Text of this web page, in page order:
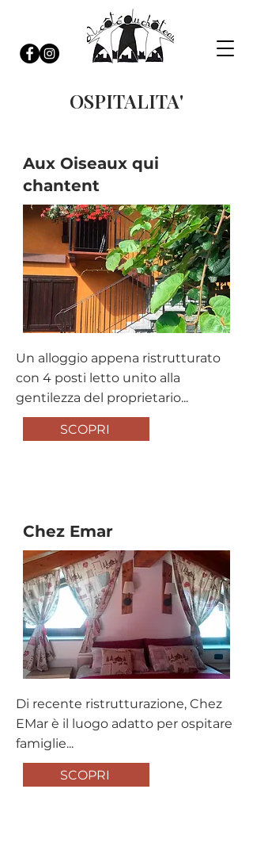
OSPITALITA'
Aux Oiseaux qui
chantent
Un alloggio appena ristrutturato
con 4 posti letto unito alla
gentilezza del proprietario...
SCOPRI
Chez Emar
Di recente ristrutturazione, Chez
EMar è il luogo adatto per ospitare
famiglie...
SCOPRI